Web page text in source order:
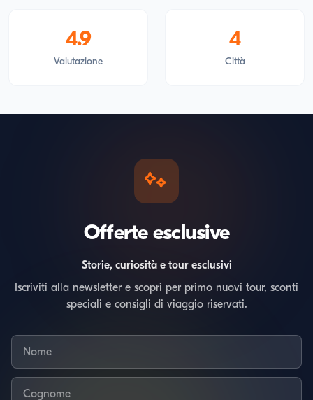
4.9
Valutazione
4
Città
Offerte esclusive
Storie, curiosità e tour esclusivi
Iscriviti alla newsletter e scopri per primo nuovi tour, sconti
speciali e consigli di viaggio riservati.